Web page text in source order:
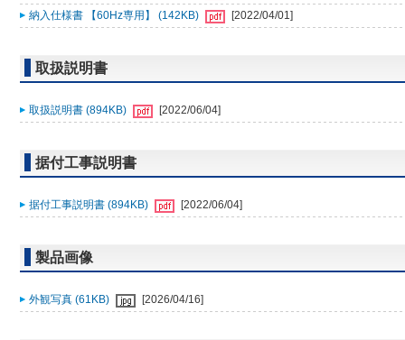
納入仕様書 【60Hz専用】 (142KB)
[2022/04/01]
取扱説明書
取扱説明書 (894KB) [2022/06/04]
据付工事説明書
据付工事説明書 (894KB) [2022/06/04]
製品画像
外観写真 (61KB) [2026/04/16]